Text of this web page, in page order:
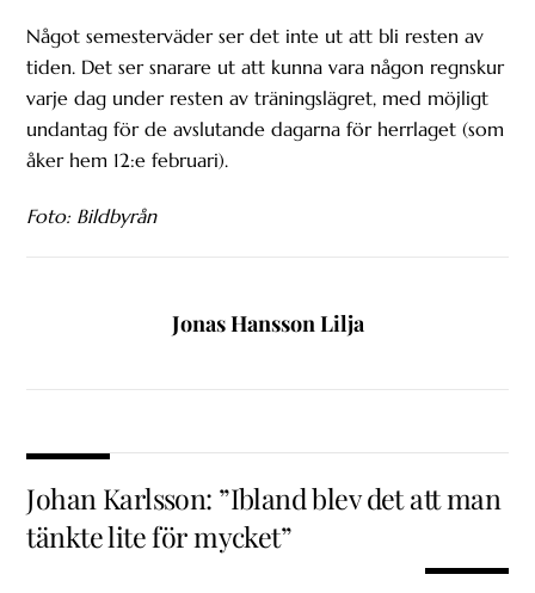
Något semesterväder ser det inte ut att bli resten av
tiden. Det ser snarare ut att kunna vara någon regnskur
varje dag under resten av träningslägret, med möjligt
undantag för de avslutande dagarna för herrlaget (som
åker hem 12:e februari).
Foto: Bildbyrån
Jonas Hansson Lilja
Johan Karlsson: ”Ibland blev det att man
tänkte lite för mycket”